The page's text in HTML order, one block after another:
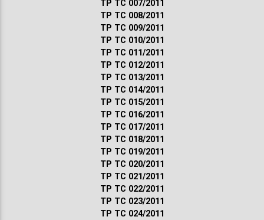
ТР ТС 007/2011
ТР ТС 008/2011
ТР ТС 009/2011
ТР ТС 010/2011
ТР ТС 011/2011
ТР ТС 012/2011
ТР ТС 013/2011
ТР ТС 014/2011
ТР ТС 015/2011
ТР ТС 016/2011
ТР ТС 017/2011
ТР ТС 018/2011
ТР ТС 019/2011
ТР ТС 020/2011
ТР ТС 021/2011
ТР ТС 022/2011
ТР ТС 023/2011
ТР ТС 024/2011